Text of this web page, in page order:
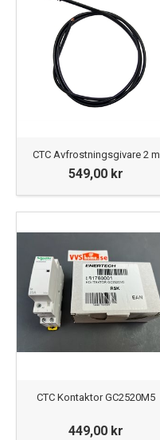
CTC Avfrostningsgivare 2 m
549,00 kr
CTC Kontaktor GC2520M5
449,00 kr